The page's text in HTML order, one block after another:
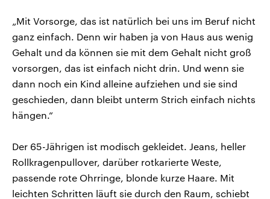
„Mit Vorsorge, das ist natürlich bei uns im Beruf nicht
ganz einfach. Denn wir haben ja von Haus aus wenig
Gehalt und da können sie mit dem Gehalt nicht groß
vorsorgen, das ist einfach nicht drin. Und wenn sie
dann noch ein Kind alleine aufziehen und sie sind
geschieden, dann bleibt unterm Strich einfach nichts
hängen.“
Der 65-Jährigen ist modisch gekleidet. Jeans, heller
Rollkragenpullover, darüber rotkarierte Weste,
passende rote Ohrringe, blonde kurze Haare. Mit
leichten Schritten läuft sie durch den Raum, schiebt